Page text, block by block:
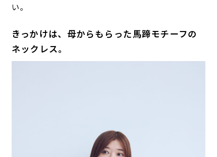
い。
きっかけは、母からもらった馬蹄モチーフの
ネックレス。